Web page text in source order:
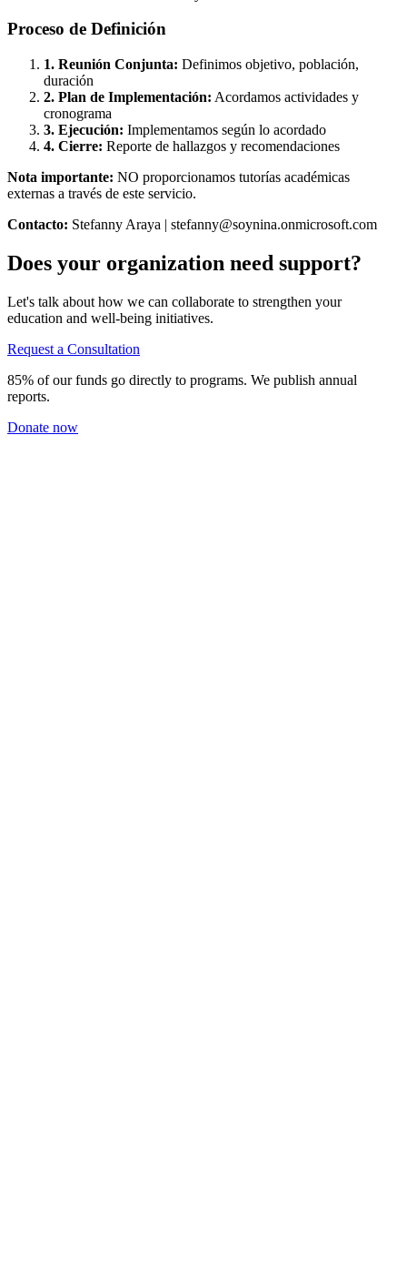
Proceso de Definición
1. Reunión Conjunta: Definimos objetivo, población,
duración
2. Plan de Implementación: Acordamos actividades y
cronograma
3. Ejecución: Implementamos según lo acordado
4. Cierre: Reporte de hallazgos y recomendaciones
Nota importante: NO proporcionamos tutorías académicas
externas a través de este servicio.
Contacto: Stefanny Araya | stefanny@soynina.onmicrosoft.com
Does your organization need support?
Let's talk about how we can collaborate to strengthen your
education and well-being initiatives.
Request a Consultation
85% of our funds go directly to programs. We publish annual
reports.
Donate now